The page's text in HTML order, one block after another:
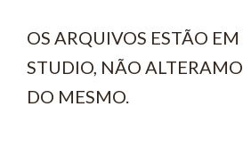
OS ARQUIVOS ESTÃO
STUDIO, NÃO
DO MESMO.